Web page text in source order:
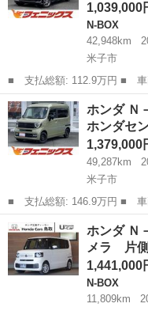
1,039,000
N-BOX
42,948km
米子市
■ 支払総額: 112.9万円 ■ 車両本体価格： 1,039,000 円 ■ メーカ
ー名： ホンダ ■ 車種名：
名： Ｌ ☆車検整備付き☆
Ｃ☆ ホンダ...
鳥取 米子市 N-BOX
ホンダ Ｎ
ホンダセ
1,379,000
49,287km
米子市
■ 支払総額: 146.9万円 ■ 車両本体価格： 1,379,000 円 ■ メーカ
ー名： ホンダ ■ 車種名：
名： ファン・ターボホン
☆ ホンダセ...
鳥取 米子市 ホンダ
ホンダ Ｎ
メラ 片
1,441,000
N-BOX
11,809km